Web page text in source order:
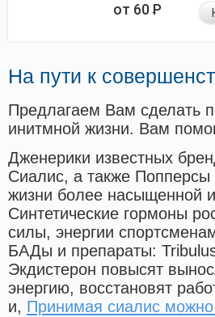
от 60Р
На пути к
Предлагаем Вам сделать
инитмной жизни. Вам
Дженерики известных
Сиалис, а также
жизни более насыщенной
Синтетические гормоны
силы, энергии
БАДы и препараты:
Экдистерон повысят
энергию, восстановят
и, Принимая сиалис можно